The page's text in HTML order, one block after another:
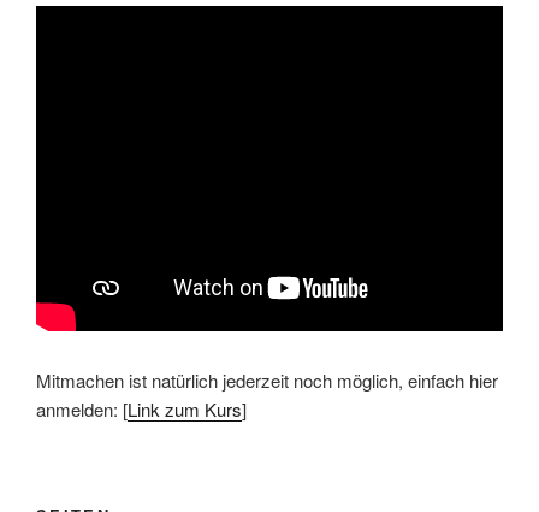
Mitmachen ist natürlich jederzeit noch möglich, einfach hier
anmelden: [Link zum Kurs]